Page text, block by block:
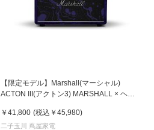
【限定モデル】Marshall(マーシャル)
ACTON III(アクトン3) MARSHALL × ヘン
ョン スピーカー
￥41,800 (税込 ￥45,980)
二子玉川 蔦屋家電